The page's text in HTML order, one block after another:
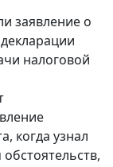
заявление о
налоговой
когда узнал